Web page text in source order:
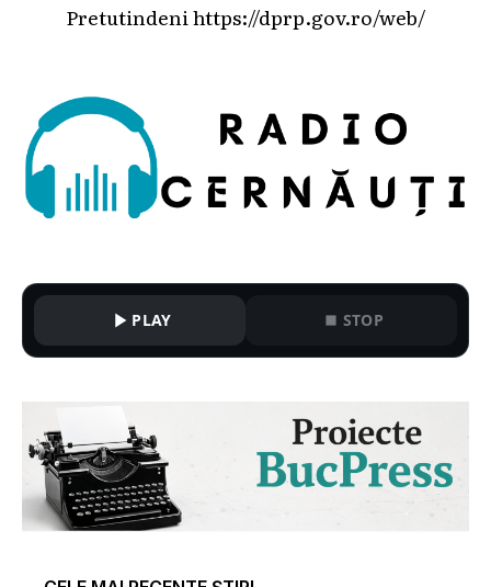
Pretutindeni https://dprp.gov.ro/web/
PLAY STOP